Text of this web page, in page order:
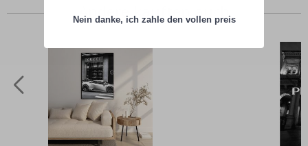
Andere kauften auch
Nein danke, ich zahle den vollen preis